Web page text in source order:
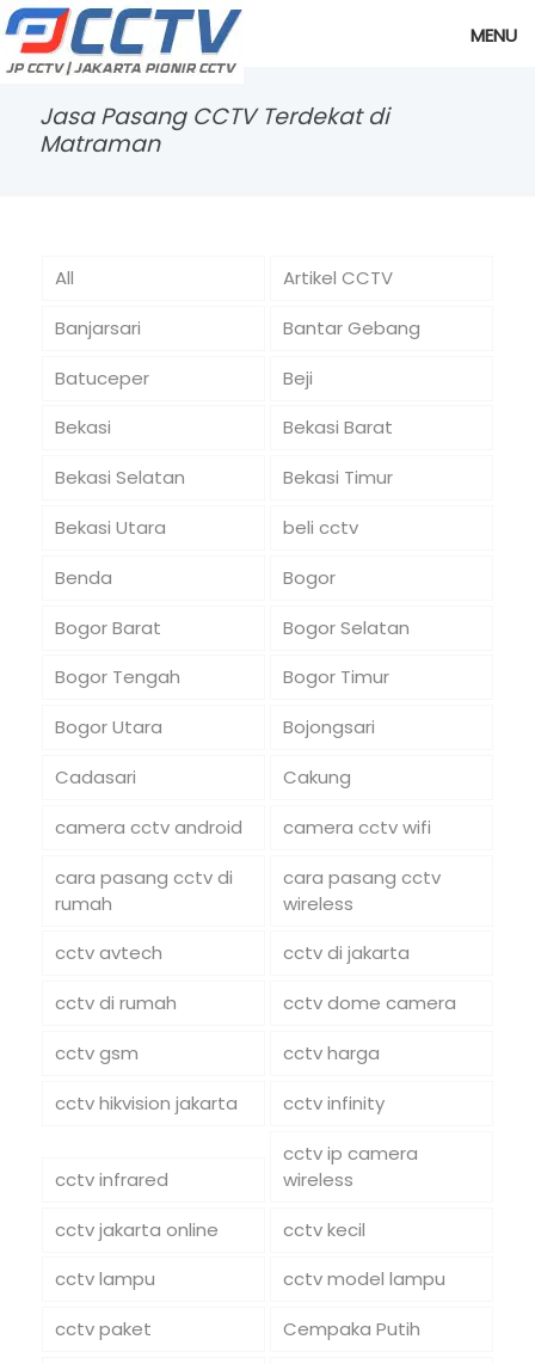
MENU
Jasa Pasang CCTV Terdekat di
Matraman
All
Artikel CCTV
Banjarsari
Bantar Gebang
Batuceper
Beji
Bekasi
Bekasi Barat
Bekasi Selatan
Bekasi Timur
Bekasi Utara
beli cctv
Benda
Bogor
Bogor Barat
Bogor Selatan
Bogor Tengah
Bogor Timur
Bogor Utara
Bojongsari
Cadasari
Cakung
camera cctv android
camera cctv wifi
cara pasang cctv di
rumah
cara pasang cctv
wireless
cctv avtech
cctv di jakarta
cctv di rumah
cctv dome camera
cctv gsm
cctv harga
cctv hikvision jakarta
cctv infinity
cctv infrared
cctv ip camera
wireless
cctv jakarta online
cctv kecil
cctv lampu
cctv model lampu
cctv paket
Cempaka Putih